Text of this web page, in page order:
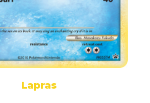
Lapras